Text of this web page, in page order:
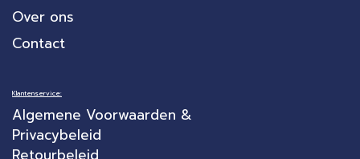
Over ons
Contact
Klantenservice:
Algemene Voorwaarden &
Privacybeleid